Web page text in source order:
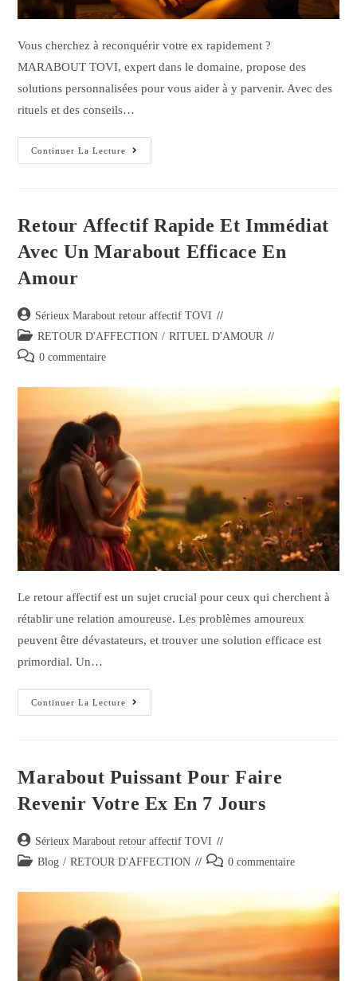
Vous cherchez à reconquérir votre ex rapidement ?
MARABOUT TOVI, expert dans le domaine, propose des
solutions personnalisées pour vous aider à y parvenir. Avec des
rituels et des conseils…
Continuer La Lecture
Retour Affectif Rapide Et Immédiat
Avec Un Marabout Efficace En
Amour
Sérieux Marabout retour affectif TOVI
RETOUR D'AFFECTION / RITUEL D'AMOUR
0 commentaire
Le retour affectif est un sujet crucial pour ceux qui cherchent à
rétablir une relation amoureuse. Les problèmes amoureux
peuvent être dévastateurs, et trouver une solution efficace est
primordial. Un…
Continuer La Lecture
Marabout Puissant Pour Faire
Revenir Votre Ex En 7 Jours
Sérieux Marabout retour affectif TOVI
Blog / RETOUR D'AFFECTION 0 commentaire